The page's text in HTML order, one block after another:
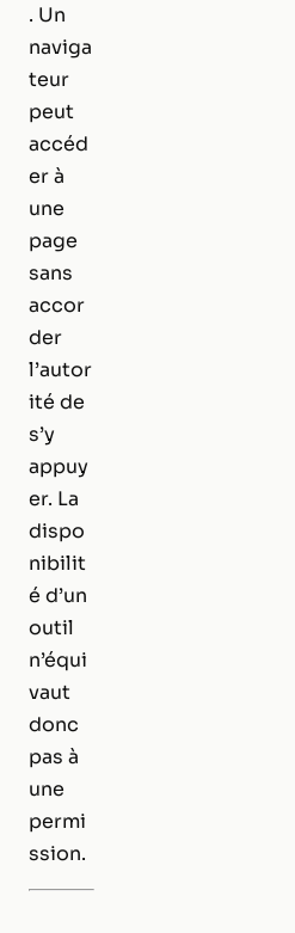
. Un
naviga
teur
peut
accéd
er à
une
page
sans
accor
der
l’autor
ité de
s’y
appuy
er. La
dispo
nibilit
é d’un
outil
n’équi
vaut
donc
pas à
une
permi
ssion.